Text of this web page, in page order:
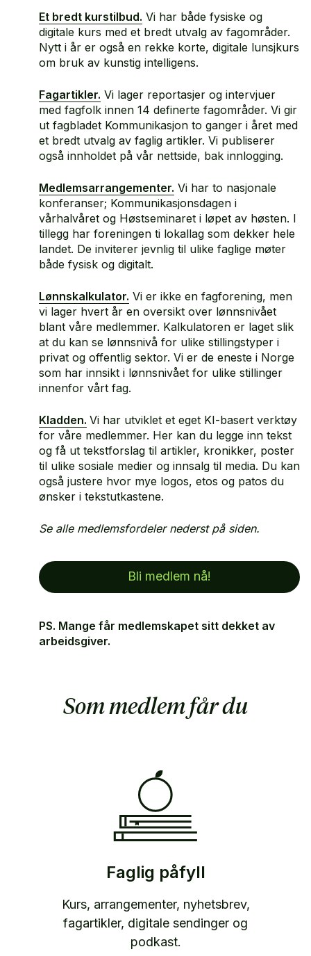
Et bredt kurstilbud. Vi har både fysiske og
digitale kurs med et bredt utvalg av fagområder.
Nytt i år er også en rekke korte, digitale lunsjkurs
om bruk av kunstig intelligens.
Fagartikler. Vi lager reportasjer og intervjuer
med fagfolk innen 14 definerte fagområder. Vi gir
ut fagbladet Kommunikasjon to ganger i året med
et bredt utvalg av faglig artikler. Vi publiserer
også innholdet på vår nettside, bak innlogging.
Medlemsarrangementer. Vi har to nasjonale
konferanser; Kommunikasjonsdagen i
vårhalvåret og Høstseminaret i løpet av høsten. I
tillegg har foreningen ti lokallag som dekker hele
landet. De inviterer jevnlig til ulike faglige møter
både fysisk og digitalt.
Lønnskalkulator. Vi er ikke en fagforening, men
vi lager hvert år en oversikt over lønnsnivået
blant våre medlemmer. Kalkulatoren er laget slik
at du kan se lønnsnivå for ulike stillingstyper i
privat og offentlig sektor. Vi er de eneste i Norge
som har innsikt i lønnsnivået for ulike stillinger
innenfor vårt fag.
Kladden. Vi har utviklet et eget KI-basert verktøy
for våre medlemmer. Her kan du legge inn tekst
og få ut tekstforslag til artikler, kronikker, poster
til ulike sosiale medier og innsalg til media. Du kan
også justere hvor mye logos, etos og patos du
ønsker i tekstutkastene.
Se alle medlemsfordeler nederst på siden.
Bli medlem nå!
PS. Mange får medlemskapet sitt dekket av
arbeidsgiver.
Som medlem får du
Faglig påfyll
Kurs, arrangementer, nyhetsbrev,
fagartikler, digitale sendinger og
podkast.